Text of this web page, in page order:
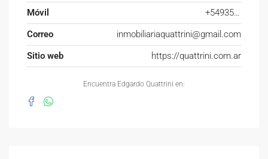
Móvil
+5493584168970
Correo
inmobiliariaquattrini@gmail.com
Sitio web
https://quattrini.com.ar
Encuentra Edgardo Quattrini en: